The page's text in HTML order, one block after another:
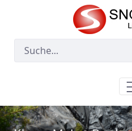
Zum Hauptinhalt springen